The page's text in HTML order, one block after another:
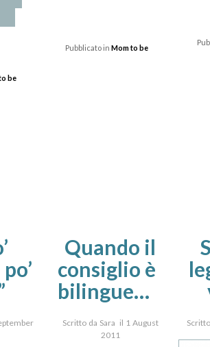
be
Pubblicato inMom to be
Quando il
consiglio è
bilingue…
Scritto da Sara il 1 August
2011